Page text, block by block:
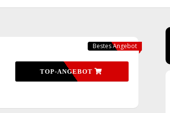
TOP-ANGEBOT
Bestes Angebot